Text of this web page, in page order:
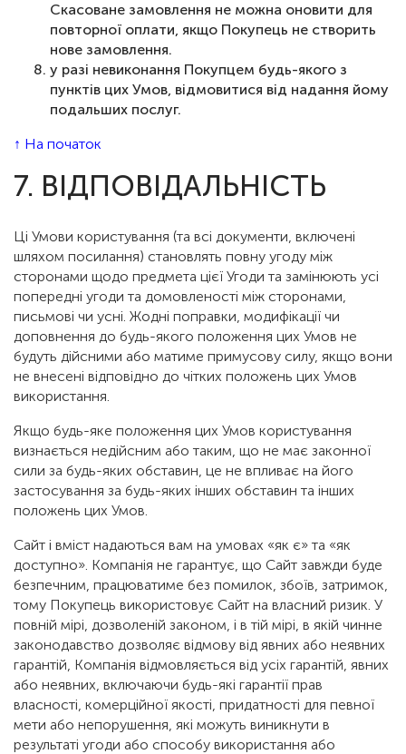
Скасоване замовлення не можна оновити для
повторної оплати, якщо Покупець не створить
нове замовлення.
у разі невиконання Покупцем будь-якого з
пунктів цих Умов, відмовитися від надання йому
подальших послуг.
↑ На початок
7. ВІДПОВІДАЛЬНІСТЬ
Ці Умови користування (та всі документи, включені
шляхом посилання) становлять повну угоду між
сторонами щодо предмета цієї Угоди та замінюють усі
попередні угоди та домовленості між сторонами,
письмові чи усні. Жодні поправки, модифікації чи
доповнення до будь-якого положення цих Умов не
будуть дійсними або матиме примусову силу, якщо вони
не внесені відповідно до чітких положень цих Умов
використання.
Якщо будь-яке положення цих Умов користування
визнається недійсним або таким, що не має законної
сили за будь-яких обставин, це не впливає на його
застосування за будь-яких інших обставин та інших
положень цих Умов.
Сайт і вміст надаються вам на умовах «як є» та «як
доступно». Компанія не гарантує, що Сайт завжди буде
безпечним, працюватиме без помилок, збоїв, затримок,
тому Покупець використовує Сайт на власний ризик. У
повній мірі, дозволеній законом, і в тій мірі, в якій чинне
законодавство дозволяє відмову від явних або неявних
гарантій, Компанія відмовляється від усіх гарантій, явних
або неявних, включаючи будь-які гарантії прав
власності, комерційної якості, придатності для певної
мети або непорушення, які можуть виникнути в
результаті угоди або способу використання або